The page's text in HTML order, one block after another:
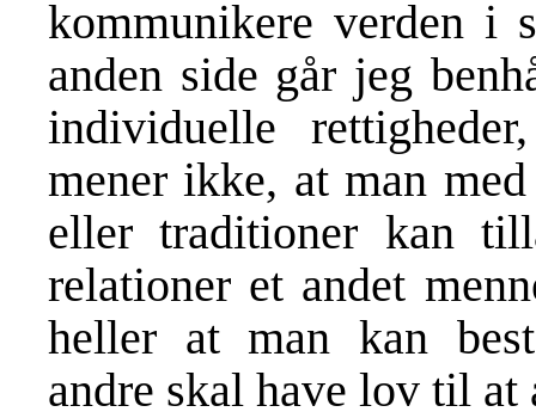
kommunikere verden i
anden side går jeg
individuelle
mener ikke, at man
eller traditioner kan
relationer et andet
heller at man kan
andre skal have lov til at